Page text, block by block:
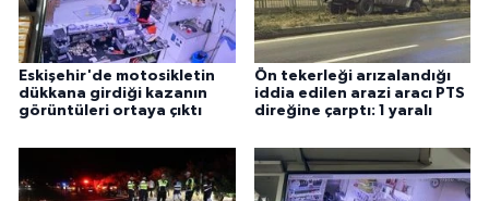
Eskişehir'de motosikletin
dükkana girdiği kazanın
görüntüleri ortaya çıktı
Ön tekerleği arızalandığı
iddia edilen arazi aracı PTS
direğine çarptı: 1 yaralı